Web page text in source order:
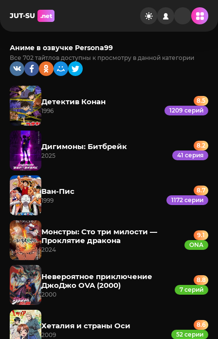
JUT-SU .net
Аниме в озвучке Persona99
Все 702 тайтлов доступны к просмотру в данной категории
Детектив Конан
1996
8.5
1209 серий
Дигимоны: Битбрейк
2025
8.2
41 серия
Ван-Пис
1999
8.7
1172 серии
Монстры: Сто три милости —
Проклятие дракона
2024
9.1
ONA
Невероятное приключение
ДжоДжо OVA (2000)
2000
8.8
7 серий
Хеталия и страны Оси
2009
8.6
52 серии